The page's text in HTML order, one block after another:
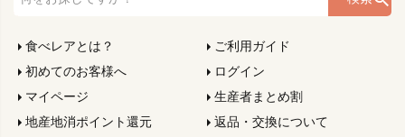
食べレアとは？
ご利用ガイド
初めてのお客様へ
ログイン
マイページ
生産者まとめ割
地産地消ポイント還元
返品・交換について